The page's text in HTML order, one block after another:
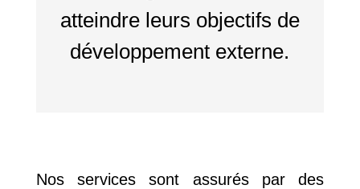
atteindre leurs objectifs de
développement externe.
Nos services sont assurés par des